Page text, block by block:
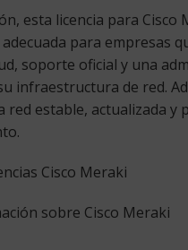
esta licencia para Cisco
para empresas
soporte oficial y una
infraestructura de red.
red estable, actualizada y
Cisco Meraki
sobre Cisco Meraki